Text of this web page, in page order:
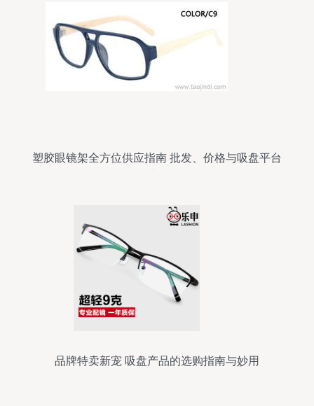
塑胶眼镜架全方位供应指南 批发、价格与吸盘平台
品牌特卖新宠 吸盘产品的选购指南与妙用